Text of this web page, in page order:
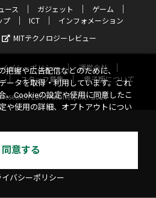
ース ガジェット
ゲーム
プ ICT
インフォメーション
MITテクノロジーレビュー
バシーポリシー
運営会社
スタッフ募集
電子版について
Laboratories, Inc. 2026
把握や広告配信などのために、
ータを取得・利用しています。これ
、Cookieの設定や使用に同意したこ
や使用の詳細、オプトアウトについ
同意する
イバシーポリシー